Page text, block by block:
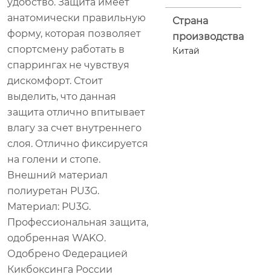
анатомически правильную
форму, которая позволяет
спортсмену работать в
спаррингах не чувствуя
дискомфорт. Стоит
выделить, что данная
защита отлично впитывает
влагу за счет внутреннего
слоя. Отлично фиксируется
на голени и стопе.
Внешний материал
полиуретан PU3G.
Материал: PU3G.
Профессиональная защита,
одобренная WAKО.
Одобрено Федерацией
Кикбоксинга России
Страна
производства
Китай